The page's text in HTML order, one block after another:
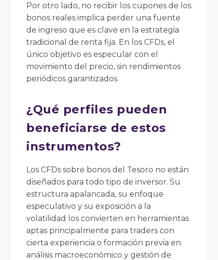
Por otro lado, no recibir los cupones de los
bonos reales implica perder una fuente
de ingreso que es clave en la estrategia
tradicional de renta fija. En los CFDs, el
único objetivo es especular con el
movimiento del precio, sin rendimientos
periódicos garantizados.
¿Qué perfiles pueden
beneficiarse de estos
instrumentos?
Los CFDs sobre bonos del Tesoro no están
diseñados para todo tipo de inversor. Su
estructura apalancada, su enfoque
especulativo y su exposición a la
volatilidad los convierten en herramientas
aptas principalmente para traders con
cierta experiencia o formación previa en
análisis macroeconómico y gestión de